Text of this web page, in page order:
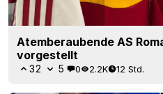
Atemberaubende AS
vorgestellt
32 5 0 2.2K 12 Std.